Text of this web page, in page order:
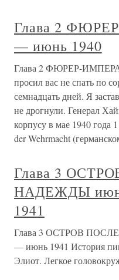
Глава 2
— июнь 1940
Глава 2 ФЮРЕР-
просил вас не спать по
семнадцать дней. Я
не дрогнули. Генерал
корпусу в мае 1940 года
der Wehrmacht
Глава 3
НАДЕЖДЫ
1941
Глава 3 ОСТРОВ
— июнь 1941 История
Элиот. Легкое